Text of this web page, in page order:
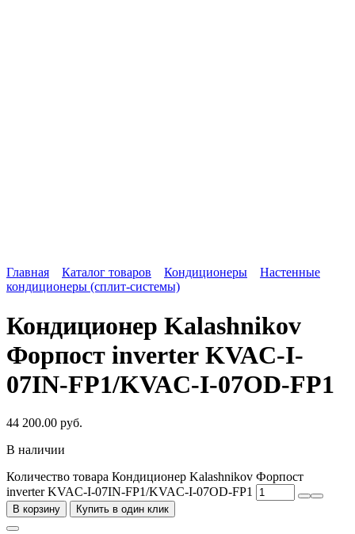
Главная Каталог товаров Кондиционеры
Настенные
кондиционеры (сплит-системы)
Кондиционер Kalashnikov
Форпост inverter KVAC-I-
07IN-FP1/KVAC-I-07OD-FP1
44 200.00 руб.
В наличии
Количество товара Кондиционер Kalashnikov Форпост
inverter KVAC-I-07IN-FP1/KVAC-I-07OD-FP1
В корзину Купить в один клик